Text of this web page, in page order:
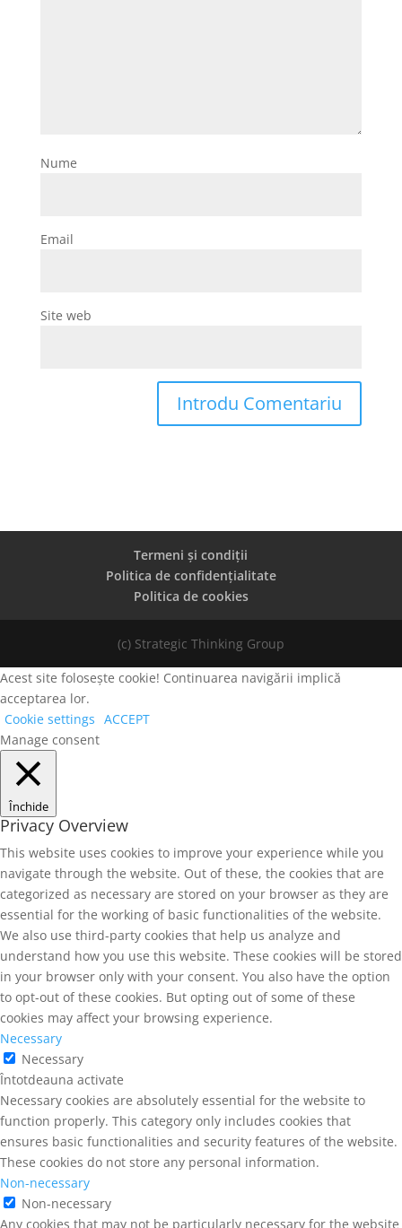
Nume
Email
Site web
Termeni și condiții
Politica de confidențialitate
Politica de cookies
(c) Strategic Thinking Group
Acest site folosește cookie! Continuarea navigării implică
acceptarea lor.
Cookie settings ACCEPT
Manage consent
Închide
Privacy Overview
This website uses cookies to improve your experience while you
navigate through the website. Out of these, the cookies that are
categorized as necessary are stored on your browser as they are
essential for the working of basic functionalities of the website.
We also use third-party cookies that help us analyze and
understand how you use this website. These cookies will be stored
in your browser only with your consent. You also have the option
to opt-out of these cookies. But opting out of some of these
cookies may affect your browsing experience.
Necessary
Necessary
Întotdeauna activate
Necessary cookies are absolutely essential for the website to
function properly. This category only includes cookies that
ensures basic functionalities and security features of the website.
These cookies do not store any personal information.
Non-necessary
Non-necessary
Any cookies that may not be particularly necessary for the website